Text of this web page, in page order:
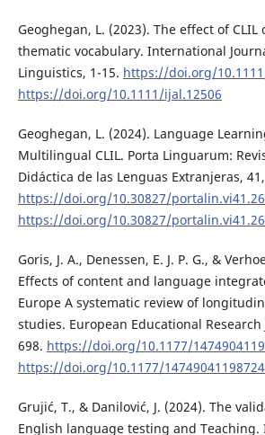
Geoghegan, L. (2023). The effect of
thematic vocabulary. International
Linguistics, 1-15. https://doi.org/
https://doi.org/10.1111/ijal.12506
Geoghegan, L. (2024). Language
Multilingual CLIL. Porta Linguarum:
Didáctica de las Lenguas Extranjeras,
https://doi.org/10.30827/
https://doi.org/10.30827/
Goris, J. A., Denessen, E. J. P. G., &
Effects of content and language
Europe A systematic review of
studies. European Educational Research
698. https://doi.org/10.1177/
https://doi.org/10.1177/
Grujić, T., & Danilović, J. (2024). The
English language testing and